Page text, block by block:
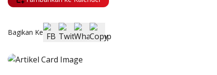
Bagikan Ke